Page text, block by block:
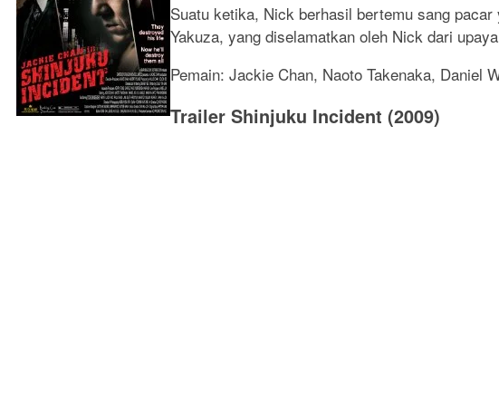
Suatu ketika, Nick berhasil bertemu sang
Yakuza, yang diselamatkan oleh Nick dari
Pemain: Jackie Chan, Naoto Takenaka, Daniel
Trailer Shinjuku Incident (2009)